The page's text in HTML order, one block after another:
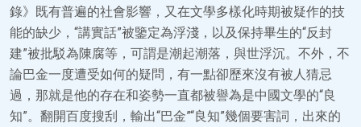
錄》既有普遍的社會影響，又在文學多樣化時期被疑作的技
能的缺少，“講實話”被鑒定為浮淺，以及保持畢生的“反封
建”被批駁為陳腐等，可謂是潮起潮落，與世浮沉。不外，不
論巴金一度遭受如何的疑問，有一點卻歷來沒有被人猜忌
過，那就是他的存在和姿勢一直都被譽為是中國文學的“良
知”。翻開百度搜刮，輸出“巴金”“良知”幾個要害詞，出來的